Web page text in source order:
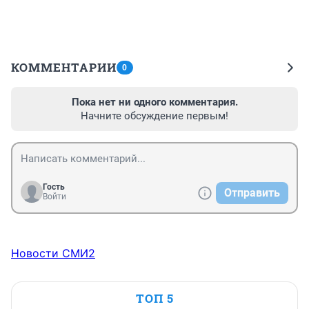
КОММЕНТАРИИ 0
Пока нет ни одного комментария.
Начните обсуждение первым!
Гость
Войти
Отправить
Новости СМИ2
ТОП 5